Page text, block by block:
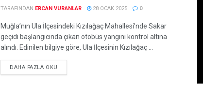
TARAFINDAN ERCAN VURANLAR 28 OCAK 2025 0
Muğla’nın Ula İlçesindeki Kızılağaç Mahallesi’nde Sakar
geçidi başlangıcında çıkan otobüs yangını kontrol altına
alındı. Edinilen bilgiye göre, Ula İlçesinin Kızılağaç ...
DAHA FAZLA OKU